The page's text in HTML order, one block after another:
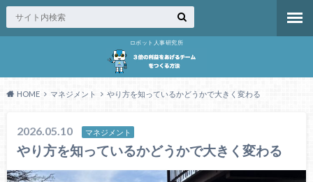
ロボット人事研究所
HOME マネジメント やり方を知っているかどうかで大きく変わる
2026.05.10 マネジメント
やり方を知っているかどうかで大きく変わる